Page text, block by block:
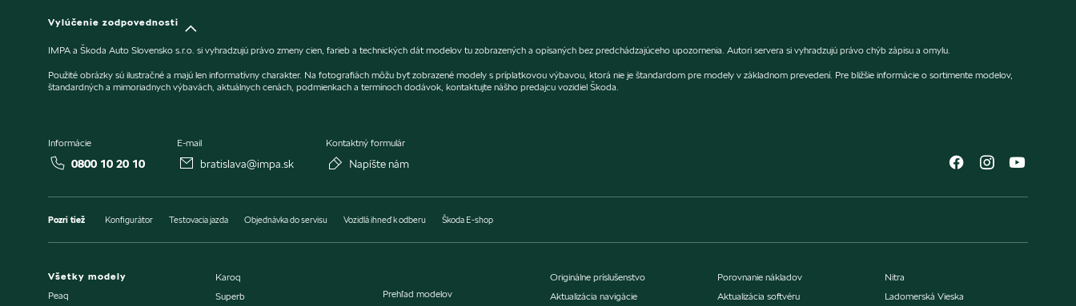
Vylúčenie zodpovednosti
IMPA a Škoda Auto Slovensko s.r.o. si vyhradzujú právo zmeny cien, farieb a technických dát modelov tu zobrazených a opísaných bez predchádzajúceho upozornenia. Autori servera si vyhradzujú právo chýb zápisu a omylu.
Použité obrázky sú ilustračné a majú len informatívny charakter. Na fotografiách môžu byť zobrazené modely s príplatkovou výbavou, ktorá nie je štandardom pre modely v základnom prevedení. Pre bližšie informácie o sortimente modelov,
štandardných a mimoriadnych výbavách, aktuálnych cenách, podmienkach a termínoch dodávok, kontaktujte nášho predajcu vozidiel Škoda.
Informácie
0800 10 20 10
E-mail
bratislava@impa.sk
Kontaktný formulár
Napíšte nám
Pozri tiež Konfigurátor Testovacia jazda Objednávka do servisu Vozidlá ihneď k odberu Škoda E-shop
Všetky modely
Peaq
Karoq
Superb
Prehľad modelov
Originálne príslušenstvo
Aktualizácia navigácie
Porovnanie nákladov
Aktualizácia softvéru
Nitra
Ladomerská Vieska